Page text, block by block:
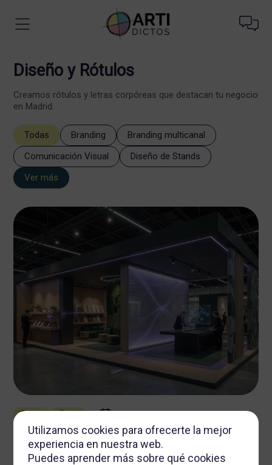
Diseño y Rótulos
Creamos rótulos y letras corpóreas que destacan tu negocio
en Madrid.
Todas Branding
Branding multicanal
Comunicación Visual
Diseño de Stands
Ver más
mayo 27, 2026
Integración de Branding en el Diseño de Stands: Estrategias
Expertas para Crear Experiencias Inmersivas y Generar
Conversión
Utilizamos cookies para ofrecerte la mejor
experiencia en nuestra web.
Puedes aprender más sobre qué cookies